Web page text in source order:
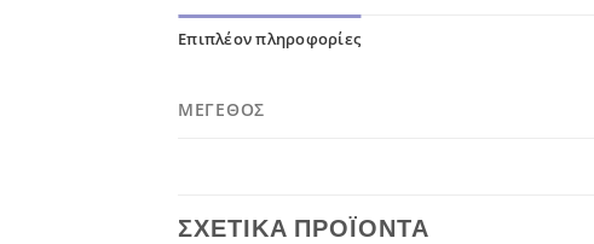
Επιπλέον πληροφορίες
ΜΈΓΕΘΟΣ
ΣΧΕΤΙΚΆ ΠΡΟΪΌΝΤΑ